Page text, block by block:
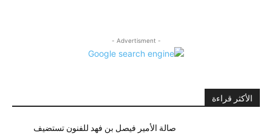
- Advertisment -
الأكثر قراءة
صالة الأمير فيصل بن فهد للفنون تستضيف